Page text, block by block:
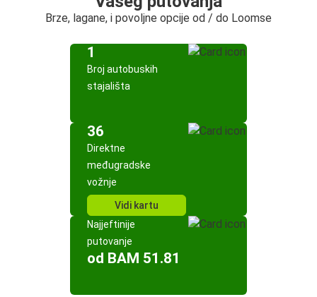
Brze, lagane, i povoljne opcije od / do Loomse
1
Broj autobuskih
stajališta
36
Direktne
međugradske
vožnje
Vidi kartu
Najjeftinije
putovanje
od BAM 51.81